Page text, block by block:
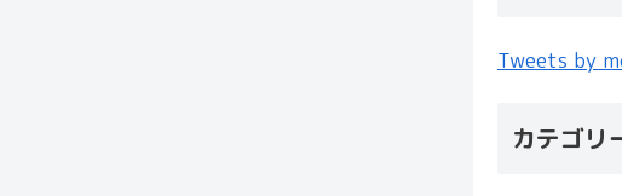
Tweets by
カテゴリ